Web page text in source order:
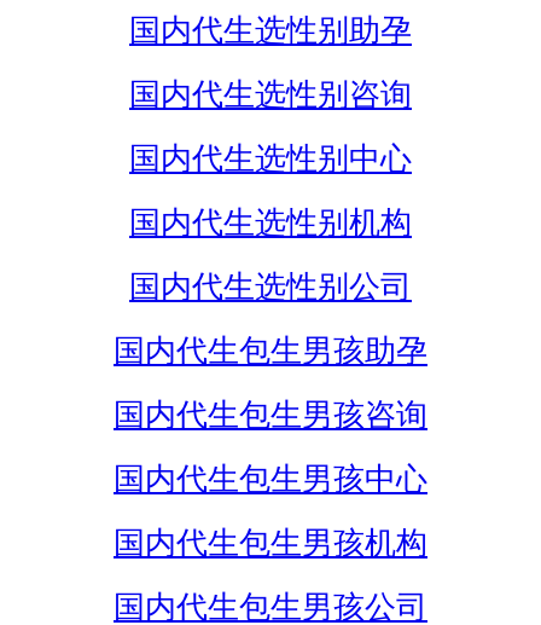
国内代生选性别助孕
国内代生选性别咨询
国内代生选性别中心
国内代生选性别机构
国内代生选性别公司
国内代生包生男孩助孕
国内代生包生男孩咨询
国内代生包生男孩中心
国内代生包生男孩机构
国内代生包生男孩公司